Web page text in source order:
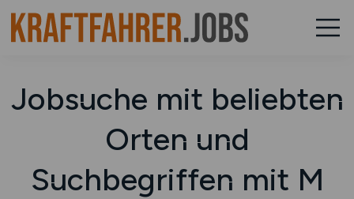
Jobsuche mit beliebten
Orten und
Suchbegriffen mit M